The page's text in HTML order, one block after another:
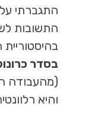
התגברתי
התשובות
בסדר
(מהעבודה
והיא